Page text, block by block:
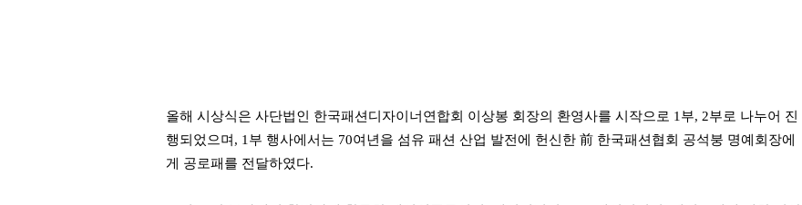
올해 시상식은 사단법인 한국패션디자이너연합회 이상봉 회장의 환영사를 시작으로 1부, 2부로 나누어 진
행되었으며, 1부 행사에서는 70여년을 섬유 패션 산업 발전에 헌신한 前 한국패션협회 공석붕 명예회장에
게 공로패를 전달하였다.